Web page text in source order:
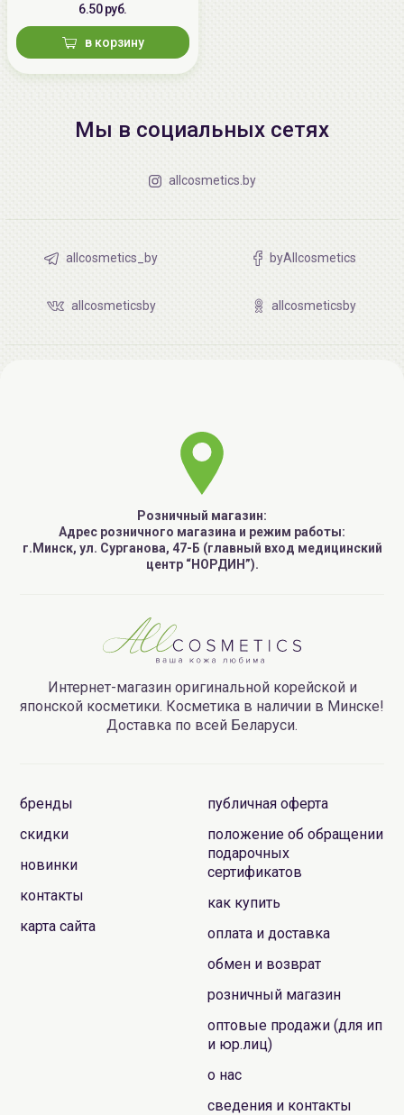
6.50 руб.
в корзину
Мы в социальных сетях
allcosmetics.by
allcosmetics_by byAllcosmetics
allcosmeticsby allcosmeticsby
Розничный магазин:
Адрес розничного магазина и режим работы:
г.Минск, ул. Сурганова, 47-Б (главный вход медицинский
центр “НОРДИН”).
Интернет-магазин оригинальной корейской и
японской косметики. Косметика в наличии в Минске!
Доставка по всей Беларуси.
бренды
скидки
новинки
контакты
карта сайта
публичная оферта
положение об обращении
подарочных
сертификатов
как купить
оплата и доставка
обмен и возврат
розничный магазин
оптовые продажи (для ип
и юр.лиц)
о нас
сведения и контакты